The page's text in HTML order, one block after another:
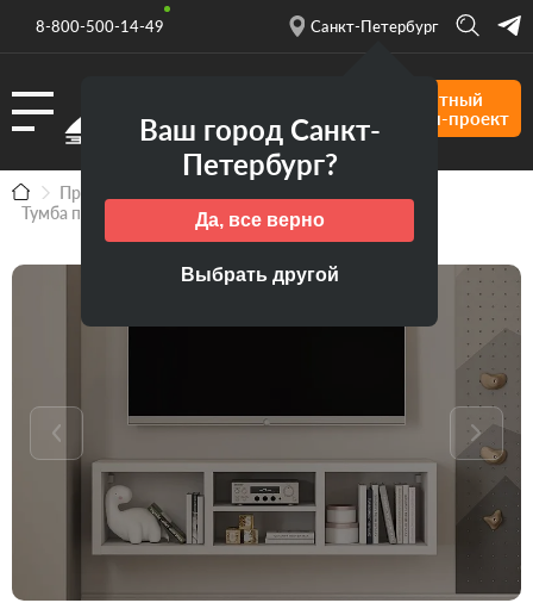
8-800-500-14-49 Санкт-Петербург
Ваш город Санкт-
Петербург?
Да, все верно
Выбрать другой
Бесплатный
дизайн-проект
Продукция
Тумба под ТВ МИЛАНА